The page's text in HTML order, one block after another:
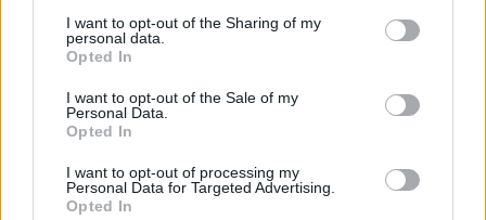
not limited to your visit or usage behaviour. You may click to
grant or deny consent to Google and its third-party tags to
use your data for below specified purposes in below Google
consent section.
I want to opt-out of the Sharing of my
personal data.
Opted In
I want to opt-out of the Sale of my
Personal Data.
Opted In
I want to opt-out of processing my
Personal Data for Targeted Advertising.
Opted In
A zene egy olyan eszköz, amit Isten ajándékul adott
nekünk, embereknek, hogy mindazt, ami a
lelkünkben van, el tudjuk mondani, még akkor is, ha
nem értjük egymás nyelvét. A zenét nem érteni,
hanem érezni kell, és a legfontosabb dolog, hogy
úgy tudjuk ezeket a dalokat közölni, hogy át is
menjen, amit közölni szeretnénk vele.